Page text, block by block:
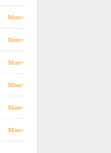
More>
More>
More>
More>
More>
More>